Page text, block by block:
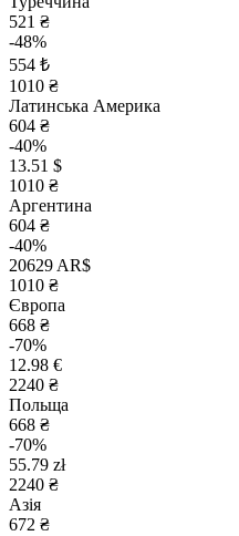
521 ₴
-48%
554 ₺
1010 ₴
Латинська Америка
604 ₴
-40%
13.51 $
1010 ₴
Аргентина
604 ₴
-40%
20629 AR$
1010 ₴
Європа
668 ₴
-70%
12.98 €
2240 ₴
Польща
668 ₴
-70%
55.79 zł
2240 ₴
Азія
672 ₴